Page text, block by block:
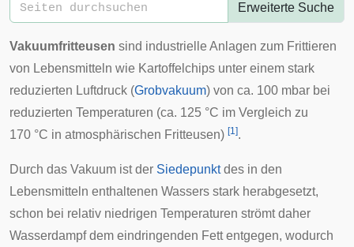
Erweiterte Suche
Vakuumfritteusen sind industrielle Anlagen zum Frittieren
von Lebensmitteln wie Kartoffelchips unter einem stark
reduzierten Luftdruck (Grobvakuum) von ca. 100 mbar bei
reduzierten Temperaturen (ca. 125 °C im Vergleich zu
170 °C in atmosphärischen Fritteusen) [1].
Durch das Vakuum ist der Siedepunktdes in den
Lebensmitteln enthaltenen Wassers stark herabgesetzt,
schon bei relativ niedrigen Temperaturen strömt daher
Wasserdampf dem eindringenden Fett entgegen, wodurch